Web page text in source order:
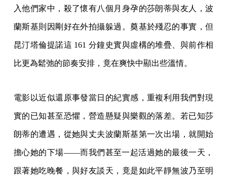
入他們家中，殺了懷有八個月身孕的莎朗蒂與友人，波
蘭斯基則因剛好在外拍攝躲過。奠基於殘忍的事實，但
昆汀塔倫提諾這 161 分鐘史實與虛構的堆疊、與前作相
比更為鬆弛的節奏安排，竟在爽快中顯出些溫情。
電影以近似還原事發當日的紀實感，重複利用我們對現
實的已知甚至恐懼，營造懸疑與樂觀的落差。若已知莎
朗蒂的遭遇，從她與丈夫波蘭斯基第一次出場，就開始
擔心她的下場——而我們甚至一起活過她的最後一天，
跟著她吃晚餐，與好友談天，竟是如此平靜無波乃至明